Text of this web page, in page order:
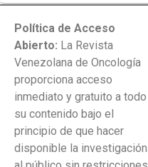
Política de Acceso
Abierto: La Revista
Venezolana de Oncología
proporciona acceso
inmediato y gratuito a todo
su contenido bajo el
principio de que hacer
disponible la investigación